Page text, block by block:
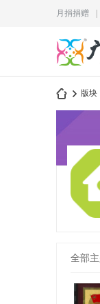
月捐捐赠
版块
全部